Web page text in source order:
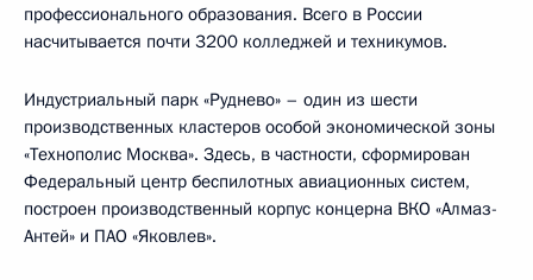
профессионального образования. Всего в России
насчитывается почти 3200 колледжей и техникумов.
Индустриальный парк «Руднево» – один из шести
производственных кластеров особой экономической зоны
«Технополис Москва». Здесь, в частности, сформирован
Федеральный центр беспилотных авиационных систем,
построен производственный корпус концерна ВКО «Алмаз-
Антей» и ПАО «Яковлев».